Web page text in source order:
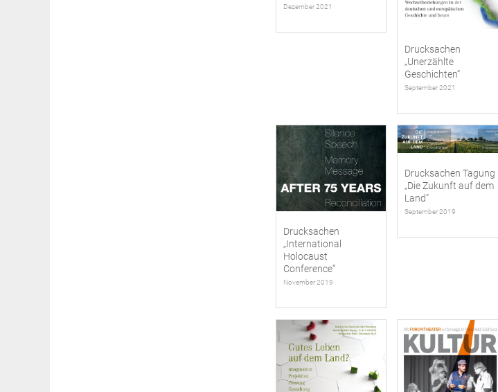
Dezember 2021
Drucksachen
„Unerzählte
Geschichten“
September 2021
Drucksachen
„International
Holocaust
Conference“
November 2019
Drucksachen Tagung
„Die Zukunft auf dem
Land”
September 2019